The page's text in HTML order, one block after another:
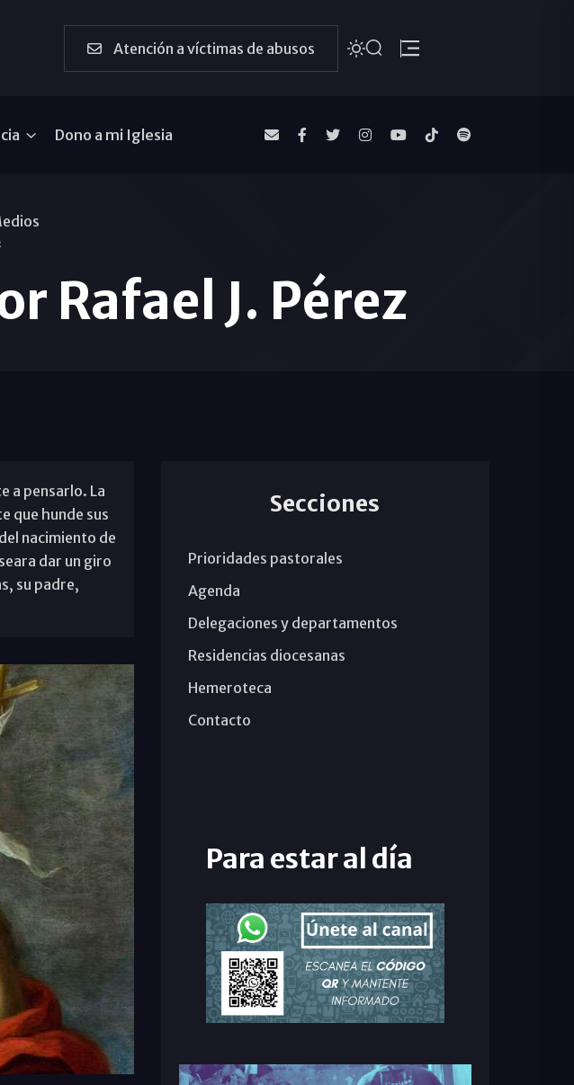
Atención a víctimas de abusos
Dono a mi Iglesia
Rafael J. Pérez
a pensarlo. La
que hunde sus
nacimiento de
dar un giro
su padre,
Secciones
Prioridades pastorales
Agenda
Delegaciones y departamentos
Residencias diocesanas
Hemeroteca
Contacto
Para estar al día